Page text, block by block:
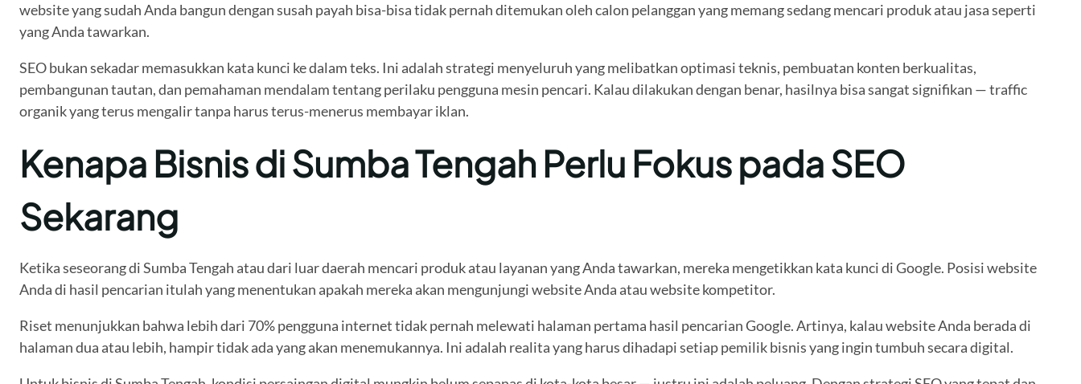
website yang sudah Anda bangun dengan susah payah bisa-bisa tidak pernah ditemukan oleh calon pelanggan yang memang sedang mencari produk atau jasa seperti
yang Anda tawarkan.
SEO bukan sekadar memasukkan kata kunci ke dalam teks. Ini adalah strategi menyeluruh yang melibatkan optimasi teknis, pembuatan konten berkualitas,
pembangunan tautan, dan pemahaman mendalam tentang perilaku pengguna mesin pencari. Kalau dilakukan dengan benar, hasilnya bisa sangat signifikan — traffic
organik yang terus mengalir tanpa harus terus-menerus membayar iklan.
Kenapa Bisnis di Sumba Tengah Perlu Fokus pada SEO
Sekarang
Ketika seseorang di Sumba Tengah atau dari luar daerah mencari produk atau layanan yang Anda tawarkan, mereka mengetikkan kata kunci di Google. Posisi website
Anda di hasil pencarian itulah yang menentukan apakah mereka akan mengunjungi website Anda atau website kompetitor.
Riset menunjukkan bahwa lebih dari 70% pengguna internet tidak pernah melewati halaman pertama hasil pencarian Google. Artinya, kalau website Anda berada di
halaman dua atau lebih, hampir tidak ada yang akan menemukannya. Ini adalah realita yang harus dihadapi setiap pemilik bisnis yang ingin tumbuh secara digital.